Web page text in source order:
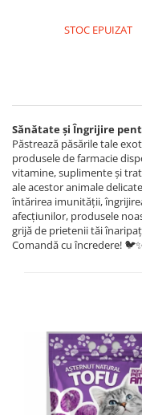
STOC EPUIZAT
Sănătate și Îngrijire
Păstrează păsările tale
produsele de farmacie
vitamine, suplimente și
ale acestor animale
întărirea imunității,
afecțiunilor, produsele
grijă de prietenii tăi
Comandă cu încredere!